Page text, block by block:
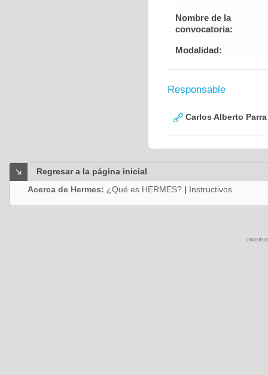
Nombre de la
convocatoria:
Modalidad:
Responsable
Carlos Alberto
Regresar a la página inicial
Acerca de Hermes: ¿Qué es HERMES? | Instructivos